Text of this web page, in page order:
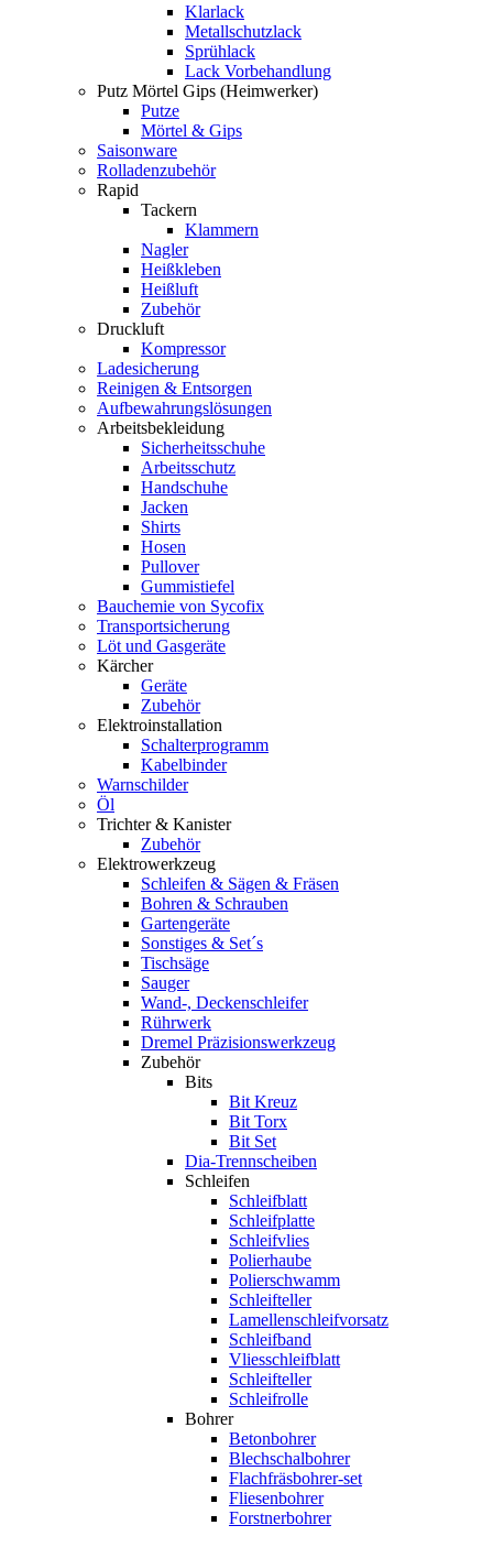
Klarlack
Metallschutzlack
Sprühlack
Lack Vorbehandlung
Putz Mörtel Gips (Heimwerker)
Putze
Mörtel & Gips
Saisonware
Rolladenzubehör
Rapid
Tackern
Klammern
Nagler
Heißkleben
Heißluft
Zubehör
Druckluft
Kompressor
Ladesicherung
Reinigen & Entsorgen
Aufbewahrungslösungen
Arbeitsbekleidung
Sicherheitsschuhe
Arbeitsschutz
Handschuhe
Jacken
Shirts
Hosen
Pullover
Gummistiefel
Bauchemie von Sycofix
Transportsicherung
Löt und Gasgeräte
Kärcher
Geräte
Zubehör
Elektroinstallation
Schalterprogramm
Kabelbinder
Warnschilder
Öl
Trichter & Kanister
Zubehör
Elektrowerkzeug
Schleifen & Sägen & Fräsen
Bohren & Schrauben
Gartengeräte
Sonstiges & Set´s
Tischsäge
Sauger
Wand-, Deckenschleifer
Rührwerk
Dremel Präzisionswerkzeug
Zubehör
Bits
Bit Kreuz
Bit Torx
Bit Set
Dia-Trennscheiben
Schleifen
Schleifblatt
Schleifplatte
Schleifvlies
Polierhaube
Polierschwamm
Schleifteller
Lamellenschleifvorsatz
Schleifband
Vliesschleifblatt
Schleifteller
Schleifrolle
Bohrer
Betonbohrer
Blechschalbohrer
Flachfräsbohrer-set
Fliesenbohrer
Forstnerbohrer